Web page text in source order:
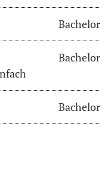
Bachelor
Bachelor
Bachelor